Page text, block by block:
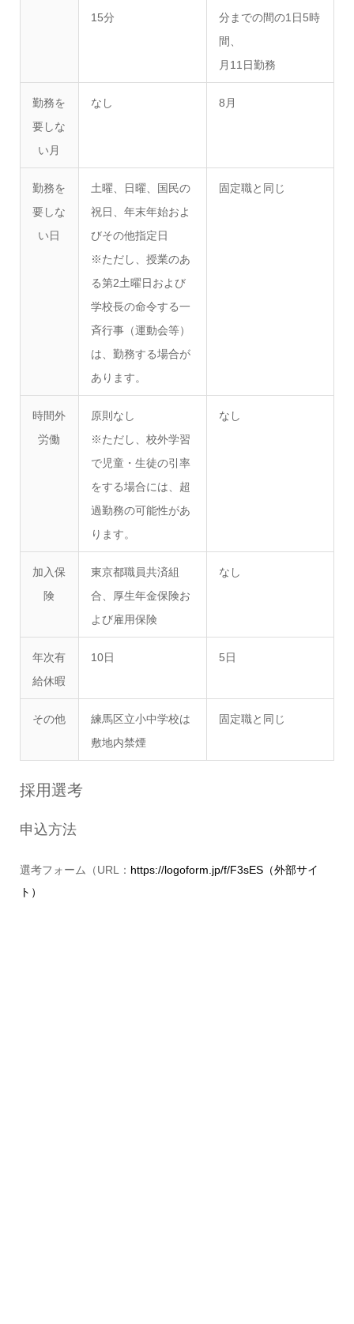
15分
分までの間の1日5時
間、
月11日勤務
勤務を
要しな
い月
なし 8月
勤務を
要しな
い日
土曜、日曜、国民の
祝日、年末年始およ
びその他指定日
※ただし、授業のあ
る第2土曜日および
学校長の命令する一
斉行事（運動会等）
は、勤務する場合が
あります。
固定職と同じ
時間外
労働
原則なし
※ただし、校外学習
で児童・生徒の引率
をする場合には、超
過勤務の可能性があ
ります。
なし
加入保
険
東京都職員共済組
合、厚生年金保険お
よび雇用保険
なし
年次有
給休暇
10日 5日
その他
練馬区立小中学校は
敷地内禁煙
固定職と同じ
採用選考
申込方法
選考フォーム（URL： https://logoform.jp/f/F3sES（外部サイ
ト）